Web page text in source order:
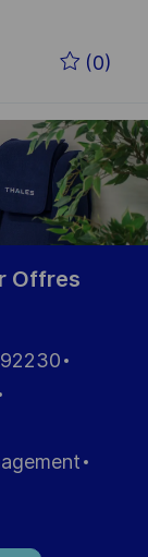
(0)
Offres